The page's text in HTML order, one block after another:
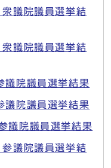
議院議員選挙結
議院議員選挙結
議院議員選挙結果
議院議員選挙結果
議院議員選挙結果
議院議員選挙結